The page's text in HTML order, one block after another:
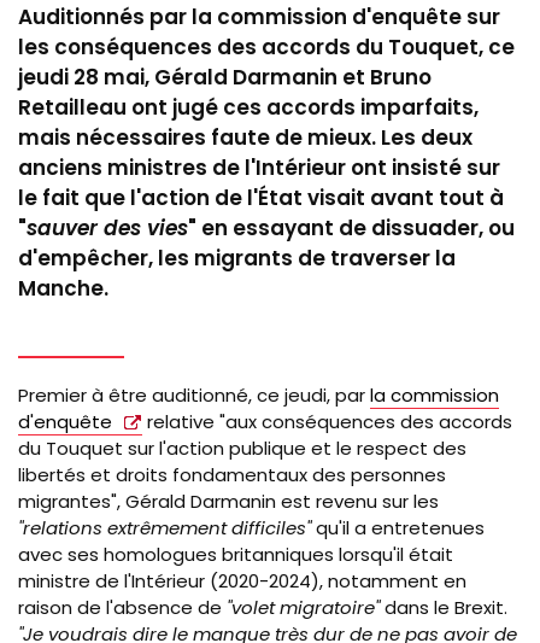
Auditionnés par la commission d'enquête sur
les conséquences des accords du Touquet, ce
jeudi 28 mai, Gérald Darmanin et Bruno
Retailleau ont jugé ces accords imparfaits,
mais nécessaires faute de mieux. Les deux
anciens ministres de l'Intérieur ont insisté sur
le fait que l'action de l'État visait avant tout à
"sauver des vies" en essayant de dissuader, ou
d'empêcher, les migrants de traverser la
Manche.
Premier à être auditionné, ce jeudi, parla commission
d'enquête
relative "aux conséquences des accords
du Touquet sur l'action publique et le respect des
libertés et droits fondamentaux des personnes
migrantes", Gérald Darmanin est revenu sur les
"relations extrêmement difficiles"qu'il a entretenues
avec ses homologues britanniques lorsqu'il était
ministre de l'Intérieur (2020-2024), notamment en
raison de l'absence de "volet migratoire"dans le Brexit.
"Je voudrais dire le manque très dur de ne pas avoir de